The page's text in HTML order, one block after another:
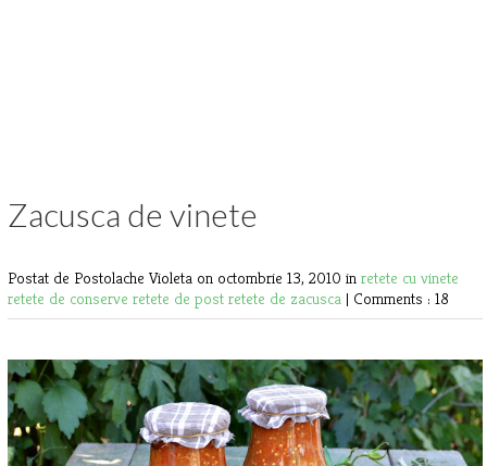
Zacusca de vinete
Postat de Postolache Violeta on octombrie 13, 2010 in retete cu vinete
retete de conserve retete de post retete de zacusca | Comments : 18